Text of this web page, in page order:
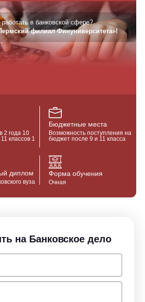
работать в банковской сфере?
филиал Финуниверситета»!
2 года 10
классов 1
Бюджетные места
Возможность поступления на
бюджет после 9 и 11 класса
диплом
вуза
Форма обучения
Очная
на Банковское дело